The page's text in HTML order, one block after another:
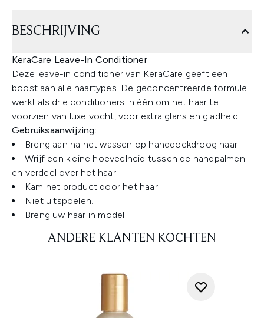
BESCHRIJVING
KeraCare Leave-In Conditioner
Deze leave-in conditioner van KeraCare geeft een
boost aan alle haartypes. De geconcentreerde formule
werkt als drie conditioners in één om het haar te
voorzien van luxe vocht, voor extra glans en gladheid.
Gebruiksaanwijzing:
Breng aan na het wassen op handdoekdroog haar
Wrijf een kleine hoeveelheid tussen de handpalmen
en verdeel over het haar
Kam het product door het haar
Niet uitspoelen.
Breng uw haar in model
ANDERE KLANTEN KOCHTEN